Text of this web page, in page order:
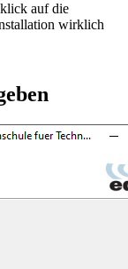
auf die
wirklich